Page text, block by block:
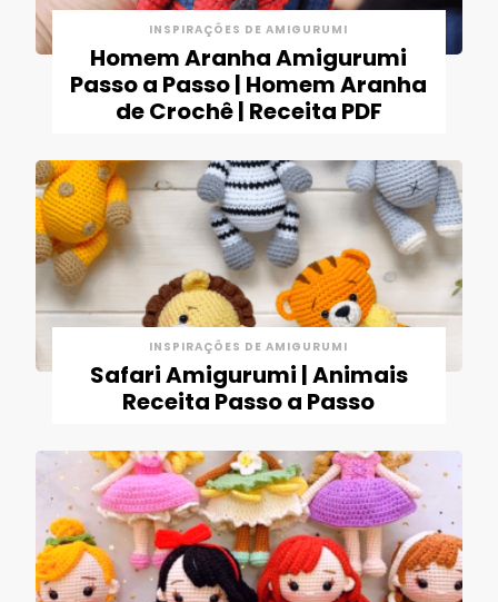
INSPIRAÇÕES DE AMIGURUMI
Homem Aranha Amigurumi
Passo a Passo | Homem Aranha
de Crochê | Receita PDF
INSPIRAÇÕES DE AMIGURUMI
Safari Amigurumi | Animais
Receita Passo a Passo